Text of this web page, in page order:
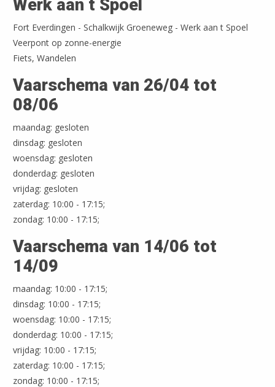
Werk aan t Spoel
Fort Everdingen - Schalkwijk Groeneweg - Werk aan t Spoel
Veerpont op zonne-energie
Fiets, Wandelen
Vaarschema van 26/04 tot
08/06
maandag: gesloten
dinsdag: gesloten
woensdag: gesloten
donderdag: gesloten
vrijdag: gesloten
zaterdag: 10:00 - 17:15;
zondag: 10:00 - 17:15;
Vaarschema van 14/06 tot
14/09
maandag: 10:00 - 17:15;
dinsdag: 10:00 - 17:15;
woensdag: 10:00 - 17:15;
donderdag: 10:00 - 17:15;
vrijdag: 10:00 - 17:15;
zaterdag: 10:00 - 17:15;
zondag: 10:00 - 17:15;